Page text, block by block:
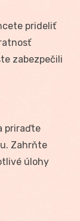
prideliť
zabezpečili
priraďte
Zahrňte
úlohy